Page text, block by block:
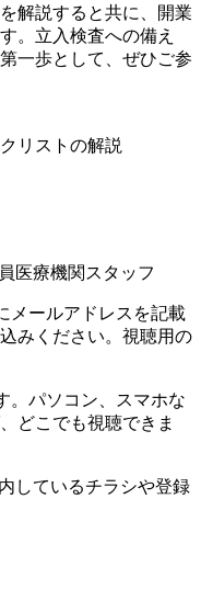
解説すると共に、開業
。立入検査への備え
一歩として、ぜひご参
リストの解説
医療機関スタッフ
メールアドレスを記載
みください。視聴用の
。パソコン、スマホな
どこでも視聴できま
しているチラシや登録